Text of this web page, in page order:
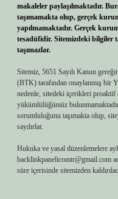
makaleler paylaşılmaktadır.
taşımamakta olup, gerçek
yapılmamaktadır. Gerçek
tesadüfidir. Sitemizdeki bilgiler
taşımazlar.
Sitemiz, 5651 Sayılı Kanun
(BTK) tarafından onaylanmış bir
nedenle, sitedeki içerikleri proaktif
yükümlülüğümüz
sorumluluğunu taşımakta olup,
sayılırlar.
Hukuka ve yasal düzenlemelere
backlinkpanelicomtr@gmail.com
süre içerisinde sitemizden